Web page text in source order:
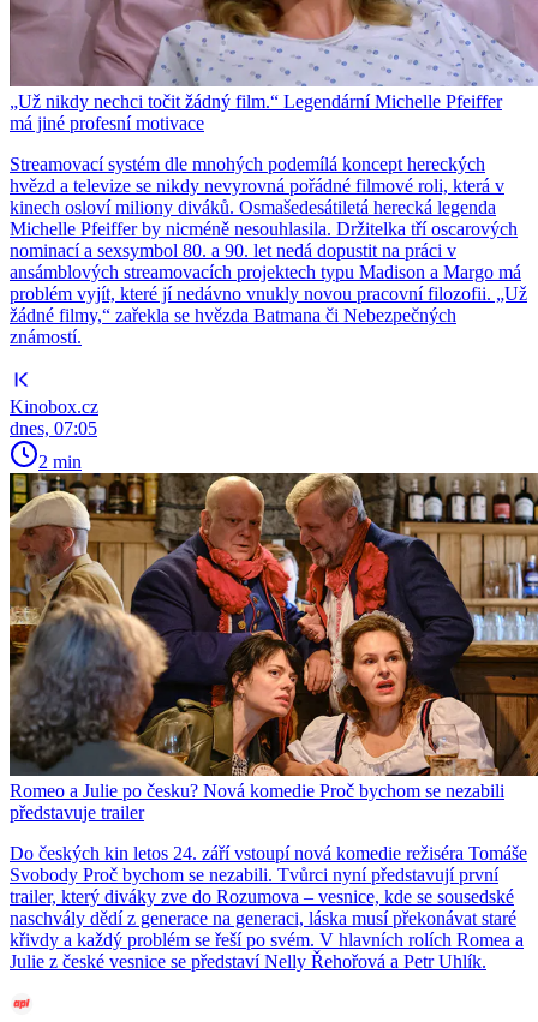
„Už nikdy nechci točit žádný film.“ Legendární Michelle Pfeiffer
má jiné profesní motivace
Streamovací systém dle mnohých podemílá koncept hereckých
hvězd a televize se nikdy nevyrovná pořádné filmové roli, která v
kinech osloví miliony diváků. Osmašedesátiletá herecká legenda
Michelle Pfeiffer by nicméně nesouhlasila. Držitelka tří oscarových
nominací a sexsymbol 80. a 90. let nedá dopustit na práci v
ansámblových streamovacích projektech typu Madison a Margo má
problém vyjít, které jí nedávno vnukly novou pracovní filozofii. „Už
žádné filmy,“ zařekla se hvězda Batmana či Nebezpečných
známostí.
Kinobox.cz
dnes, 07:05
2 min
Romeo a Julie po česku? Nová komedie Proč bychom se nezabili
představuje trailer
Do českých kin letos 24. září vstoupí nová komedie režiséra Tomáše
Svobody Proč bychom se nezabili. Tvůrci nyní představují první
trailer, který diváky zve do Rozumova – vesnice, kde se sousedské
naschvály dědí z generace na generaci, láska musí překonávat staré
křivdy a každý problém se řeší po svém. V hlavních rolích Romea a
Julie z české vesnice se představí Nelly Řehořová a Petr Uhlík.